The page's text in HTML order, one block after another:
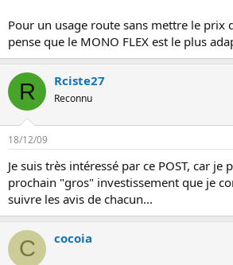
Pour un usage route sans mettre le prix
pense que le MONO FLEX est le plus
R Rciste27
Reconnu
18/12/09
Je suis très intéressé par ce POST, car je
prochain "gros" investissement que je
suivre les avis de chacun...
C cocoia